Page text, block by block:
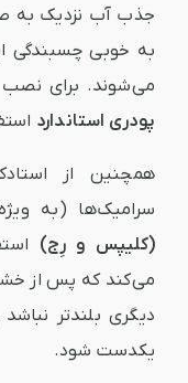
جذب آب نزدیک به
به خوبی چسبندگی
می‌شوند. برای نصب
پودری استاندارد
همچنین از
سرامیک‌ها (به
(کلیپس و رِج)
می‌کند که پس از
دیگری بلندتر
یکدست شود.